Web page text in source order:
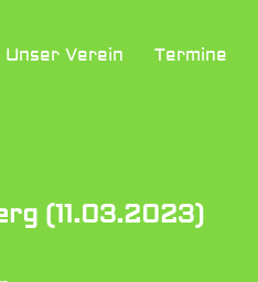
Unser Verein Termine
(11.03.2023)